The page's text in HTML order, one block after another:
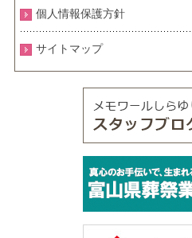
個人情報保護方針
サイトマップ